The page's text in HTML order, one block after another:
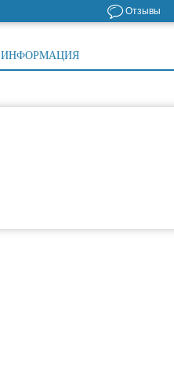
Отзывы
ИНФОРМАЦИЯ